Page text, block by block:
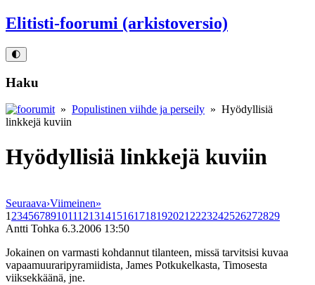
Elitisti-foorumi (arkistoversio)
🌓
Haku
» Populistinen viihde ja perseily » Hyödyllisiä
linkkejä kuviin
Hyödyllisiä linkkejä kuviin
Seuraava›Viimeinen»
1 23456789101112131415161718192021 2223242526272829
Antti Tohka 6.3.2006 13:50
Jokainen on varmasti kohdannut tilanteen, missä tarvitsisi kuvaa
vapaamuuraripyramiidista, James Potkukelkasta, Timosesta
viiksekkäänä, jne.